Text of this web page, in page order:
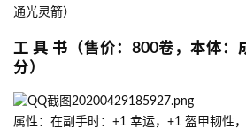
通光灵箭）
工 具 书（售价：800卷，本体：
分）
属性：在副手时：+1 幸运，+1 盔甲韧性